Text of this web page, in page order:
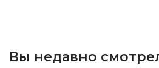
Вы недавно